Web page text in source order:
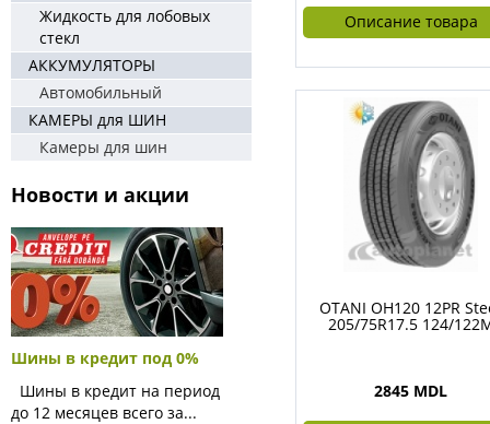
Жидкость для лобовых
стекл
АККУМУЛЯТОРЫ
Автомобильный
КАМЕРЫ для ШИН
Камеры для шин
Новости и акции
Шины в кредит под 0%
Шины в кредит на период
до 12 месяцев всего за...
Описание товара
OTANI OH120 12PR
205/75R17.5 124/
2845 MDL